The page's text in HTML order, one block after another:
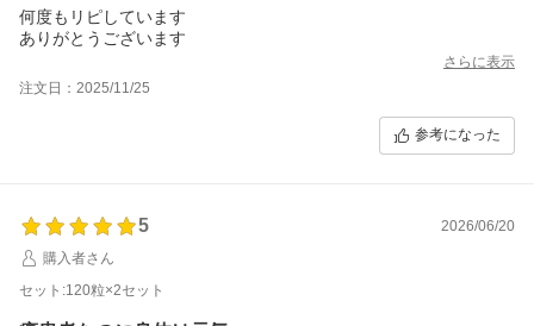
何度もリピしています
ありがとうございます
さらに表示
注文日：2025/11/25
参考になった
5
2026/06/20
購入者さん
セット:120粒×2セット